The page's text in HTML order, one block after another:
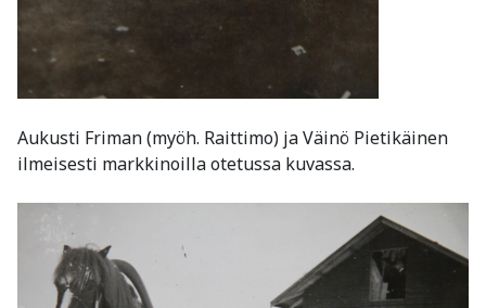
Aukusti Friman (myöh. Raittimo) ja Väinö Pietikäinen
ilmeisesti markkinoilla otetussa kuvassa.